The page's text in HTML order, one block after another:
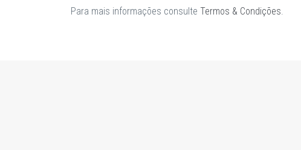
Para mais informações consulte Termos & Condições.